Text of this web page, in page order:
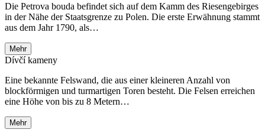
Die Petrova bouda befindet sich auf dem Kamm des Riesengebirges
in der Nähe der Staatsgrenze zu Polen. Die erste Erwähnung stammt
aus dem Jahr 1790, als…
Mehr
Dívčí kameny
Eine bekannte Felswand, die aus einer kleineren Anzahl von
blockförmigen und turmartigen Toren besteht. Die Felsen erreichen
eine Höhe von bis zu 8 Metern…
Mehr